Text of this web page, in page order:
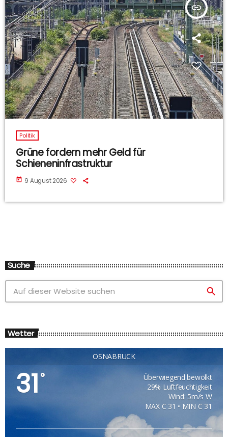
insert_link
Politik
Grüne fordern mehr Geld für
Schieneninfrastruktur
today 9 August 2026
Suche
search
Wetter
OSNABRÜCK
31 °
Überwiegend bewölkt
29% Luftfeuchtigkeit
Wind: 5m/s W
MAX C 31 • MIN C 31